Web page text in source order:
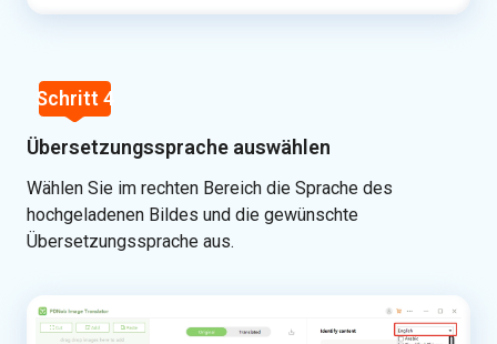
Schritt 4
Übersetzungssprache auswählen
Wählen Sie im rechten Bereich die Sprache des
hochgeladenen Bildes und die gewünschte
Übersetzungssprache aus.